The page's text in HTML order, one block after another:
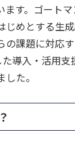
ます。ゴート
じめとする生
の課題に対応
導入・活用支
た。